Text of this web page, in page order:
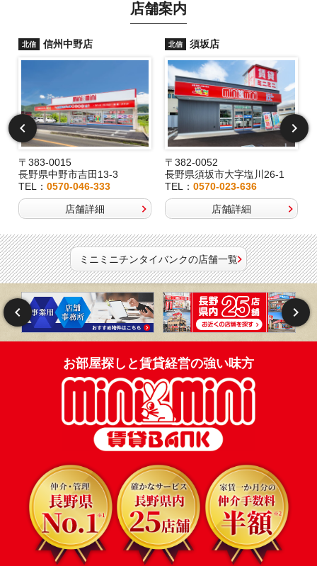
店舗案内
北信 信州中野店
〒383-0015
長野県中野市吉田13-3
TEL： 0570-046-333
店舗詳細
北信 須坂店
〒382-0052
長野県須坂市大字塩川26-1
TEL：0570-023-636
店舗詳細
ミニミニチンタイバンクの店舗一覧
お部屋探しと賃貸経営の強い味方